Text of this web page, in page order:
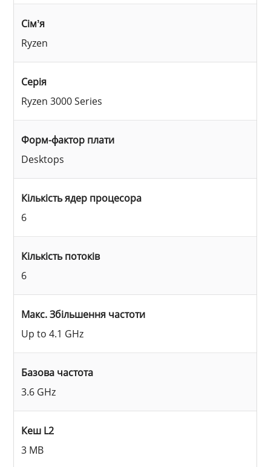
Сімʼя
Ryzen
Серія
Ryzen 3000 Series
Форм-фактор плати
Desktops
Кількість ядер процесора
6
Кількість потоків
6
Макс. Збільшення частоти
Up to 4.1 GHz
Базова частота
3.6 GHz
Кеш L2
3 MB